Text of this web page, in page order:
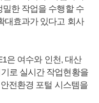
한 작업을 수행할 수
대효과가 있다고 회사
은 여수와 인천, 대산
로 실시간 작업현황을
전환경 포털 시스템을